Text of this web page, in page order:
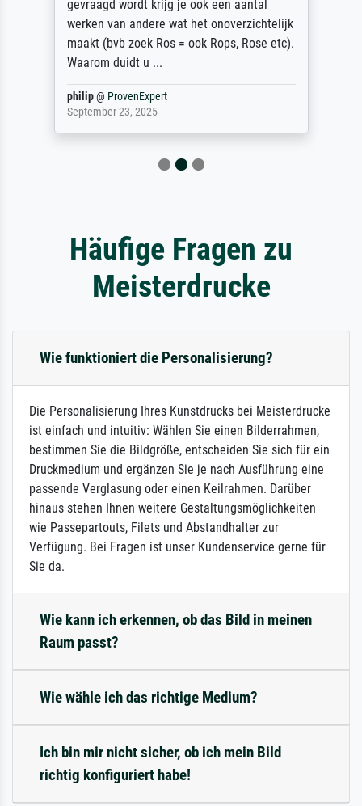
gevraagd wordt krijg je ook een aantal
werken van andere wat het onoverzichtelijk
maakt (bvb zoek Ros = ook Rops, Rose etc).
Waarom duidt u ...
philip@ ProvenExpert
September 23, 2025
Häufige Fragen zu
Meisterdrucke
Wie funktioniert die Personalisierung?
Die Personalisierung Ihres Kunstdrucks bei Meisterdrucke
ist einfach und intuitiv: Wählen Sie einen Bilderrahmen,
bestimmen Sie die Bildgröße, entscheiden Sie sich für ein
Druckmedium und ergänzen Sie je nach Ausführung eine
passende Verglasung oder einen Keilrahmen. Darüber
hinaus stehen Ihnen weitere Gestaltungsmöglichkeiten
wie Passepartouts, Filets und Abstandhalter zur
Verfügung. Bei Fragen ist unser Kundenservice gerne für
Sie da.
Wie kann ich erkennen, ob das Bild in meinen
Raum passt?
Wie wähle ich das richtige Medium?
Ich bin mir nicht sicher, ob ich mein Bild
richtig konfiguriert habe!